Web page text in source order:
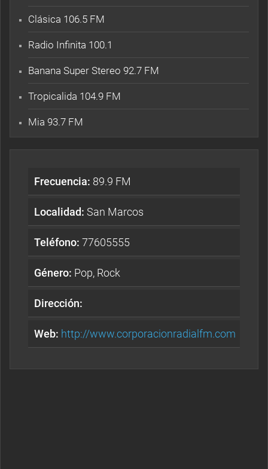
Frecuencia: 89.9 FM
Localidad: San Marcos
Teléfono: 77605555
Género: Pop, Rock
Dirección:
Web: http://www.corporacionradialfm.com
Clásica 106.5 FM
Radio Infinita 100.1
Banana Super Stereo 92.7 FM
Tropicalida 104.9 FM
Mia 93.7 FM